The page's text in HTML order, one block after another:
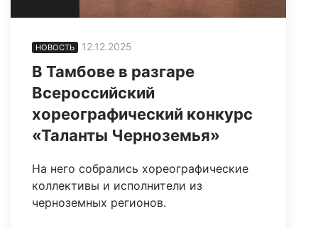
НОВОСТЬ 12.12.2025
В Тамбове в разгаре
Всероссийский
хореографический конкурс
«Таланты Черноземья»
На него собрались хореографические
коллективы и исполнители из
черноземных регионов.